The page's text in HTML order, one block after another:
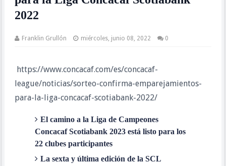
2022
Franklin Grullón miércoles, junio 08, 2022 0
https://www.concacaf.com/es/concacaf-
league/noticias/sorteo-confirma-emparejamientos-
para-la-liga-concacaf-scotiabank-2022/
El camino a la Liga de Campeones
Concacaf Scotiabank 2023 está listo para los
22 clubes participantes
La sexta y última edición de la SCL